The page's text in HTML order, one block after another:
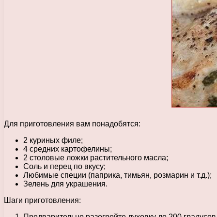
Для приготовления вам понадобятся:
2 куриных филе;
4 средних картофелины;
2 столовые ложки растительного масла;
Соль и перец по вкусу;
Любимые специи (паприка, тимьян, розмарин и т.д.);
Зелень для украшения.
Шаги приготовления: